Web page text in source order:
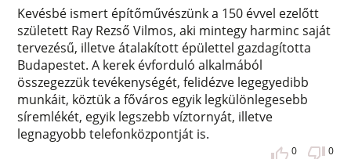
Kevésbé ismert építőművészünk a 150 évvel ezelőtt
született Ray Rezső Vilmos, aki mintegy harminc saját
tervezésű, illetve átalakított épülettel gazdagította
Budapestet. A kerek évforduló alkalmából
összegezzük tevékenységét, felidézve legegyedibb
munkáit, köztük a főváros egyik legkülönlegesebb
síremlékét, egyik legszebb víztornyát, illetve
legnagyobb telefonközpontját is.
0 0